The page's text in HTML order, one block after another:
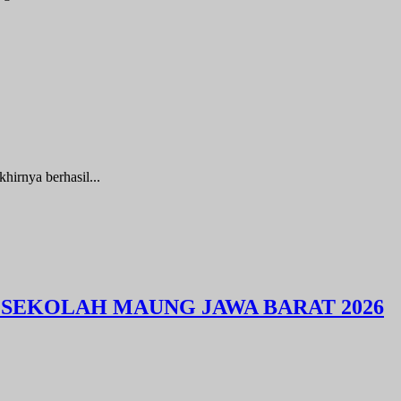
berhasil...
MAUNG JAWA BARAT 2026